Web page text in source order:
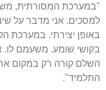
"במערכת המסורתית,
למסכים. אני מדבר על
באופן יצירתי. במערכת
בקושי שומע. משעמם לו.
השלם קורה רק במקום
התלמיד".